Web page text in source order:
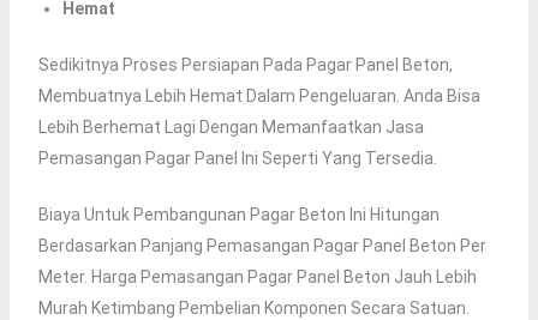
Hemat
Sedikitnya Proses Persiapan Pada Pagar Panel Beton,
Membuatnya Lebih Hemat Dalam Pengeluaran. Anda Bisa
Lebih Berhemat Lagi Dengan Memanfaatkan Jasa
Pemasangan Pagar Panel Ini Seperti Yang Tersedia.
Biaya Untuk Pembangunan Pagar Beton Ini Hitungan
Berdasarkan Panjang Pemasangan Pagar Panel Beton Per
Meter. Harga Pemasangan Pagar Panel Beton Jauh Lebih
Murah Ketimbang Pembelian Komponen Secara Satuan.